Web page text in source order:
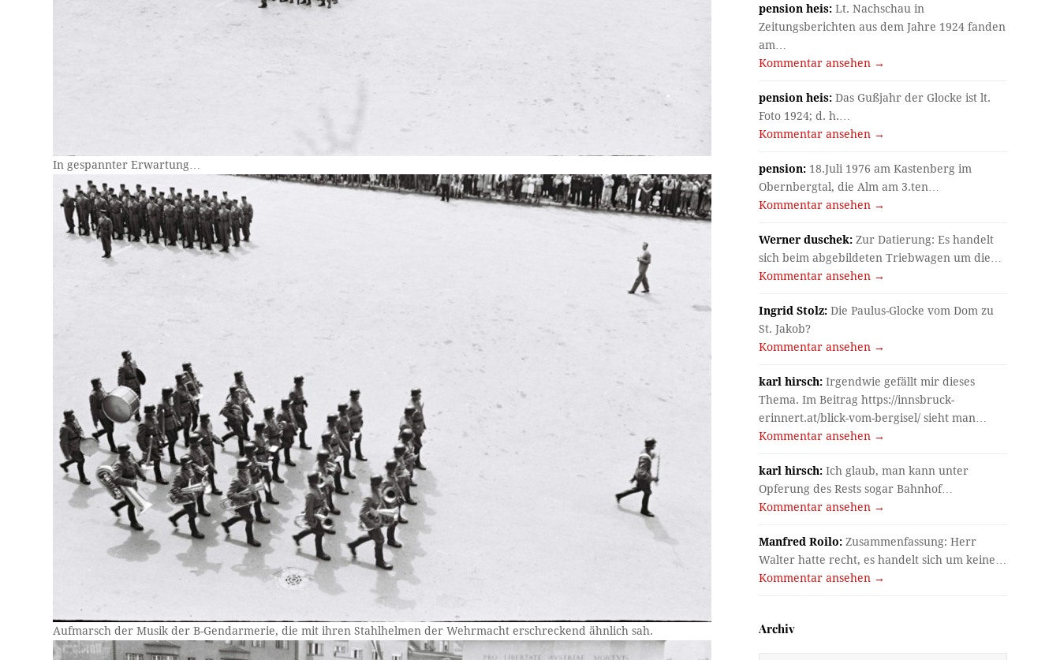
In gespannter Erwartung…
Aufmarsch der Musik der B-Gendarmerie, die mit ihren Stahlhelmen der Wehrmacht erschreckend ähnlich sah.
pension heis: Lt. Nachschau in
Zeitungsberichten aus dem Jahre 1924 fanden
am…
Kommentar ansehen →
pension heis: Das Gußjahr der Glocke ist lt.
Foto 1924; d. h.…
Kommentar ansehen →
pension: 18.Juli 1976 am Kastenberg im
Obernbergtal, die Alm am 3.ten…
Kommentar ansehen →
Werner duschek: Zur Datierung: Es handelt
sich beim abgebildeten Triebwagen um die…
Kommentar ansehen →
Ingrid Stolz: Die Paulus-Glocke vom Dom zu
St. Jakob?
Kommentar ansehen →
karl hirsch: Irgendwie gefällt mir dieses
Thema. Im Beitrag https://innsbruck-
erinnert.at/blick-vom-bergisel/ sieht man…
Kommentar ansehen →
karl hirsch: Ich glaub, man kann unter
Opferung des Rests sogar Bahnhof…
Kommentar ansehen →
Manfred Roilo: Zusammenfassung: Herr
Walter hatte recht, es handelt sich um keine…
Kommentar ansehen →
Archiv